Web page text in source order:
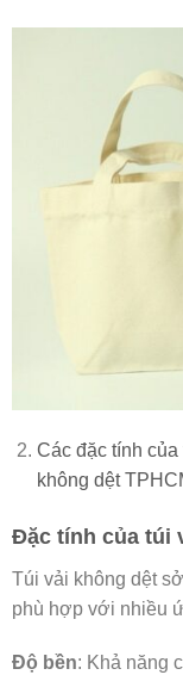
Các đặc tính
không dệt
Đặc tính của túi
Túi vải không dệt
phù hợp với nhiều
Độ bền: Khả năng